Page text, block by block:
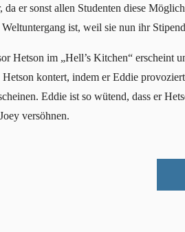
er sonst allen Studenten diese
ist, weil sie nun ihr
Hetson im „Hell’s Kitchen“ erscheint
kontert, indem er Eddie
Eddie ist so wütend, dass er
versöhnen.